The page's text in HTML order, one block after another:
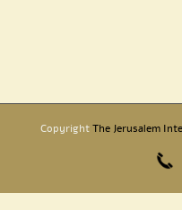
CopyrightThe Jerusalem
Phone